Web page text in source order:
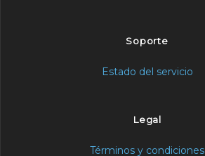
Soporte
Estado del servicio
Legal
Términos y condiciones